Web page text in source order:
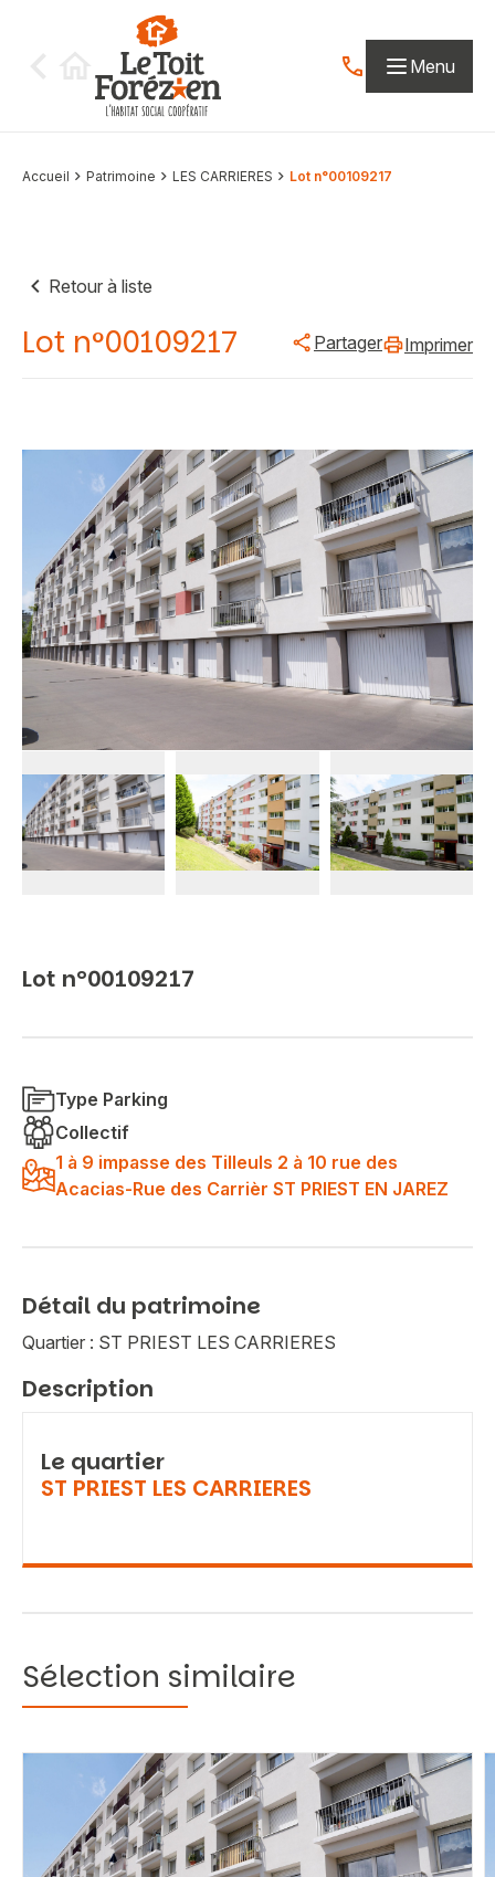
Contactez-nous
Menu
Accueil Patrimoine LES CARRIERES Lot n°00109217
Retour à liste
Lot n°00109217 Partager Imprimer
Lot n°00109217
Type Parking
Collectif
1 à 9 impasse des Tilleuls 2 à 10 rue des
Acacias-Rue des Carrièr ST PRIEST EN JAREZ
Détail du patrimoine
Quartier : ST PRIEST LES CARRIERES
Description
Le quartier
ST PRIEST LES CARRIERES
Sélection similaire